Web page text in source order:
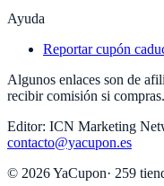
Ayuda
Reportar cupón
Algunos enlaces son de
recibir comisión si compras.
Editor: ICN Marketing
contacto@yacupon.es
© 2026YaCupon· 259